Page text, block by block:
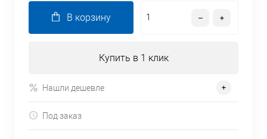
В корзину
Купить в 1 клик
Нашли дешевле
Под заказ